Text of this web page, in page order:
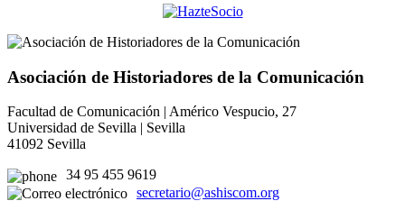
Asociación de Historiadores de la Comunicación
Facultad de Comunicación | Américo Vespucio, 27
Universidad de Sevilla | Sevilla
41092 Sevilla
34 95 455 9619
secretario@ashiscom.org